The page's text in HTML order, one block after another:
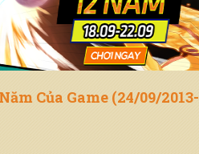
Của Game (24/09/2013-